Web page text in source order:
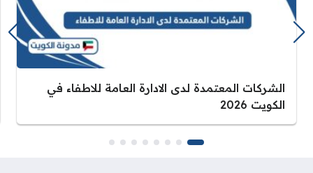
الشركات المعتمدة لدى الادارة العامة للاطفاء في
الكويت 2026